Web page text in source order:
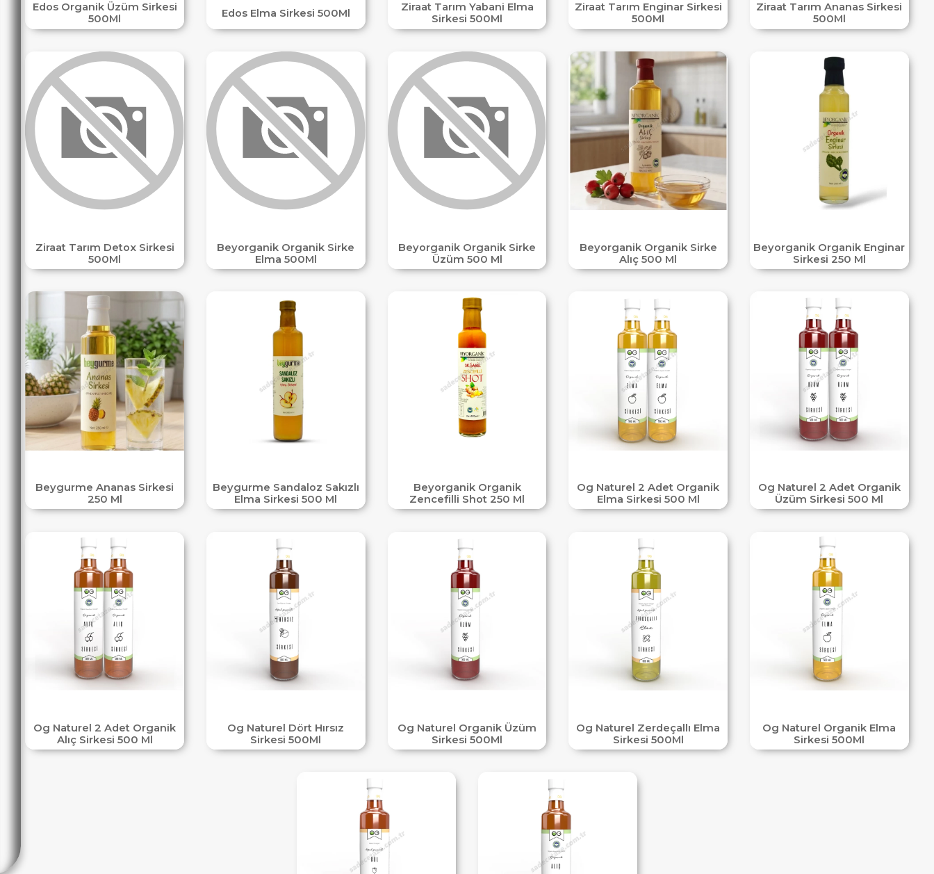
Edos Organik Üzüm Sirkesi
500Ml
Edos Elma Sirkesi 500Ml
Ziraat Tarım Yabani Elma
Sirkesi 500Ml
Ziraat Tarım Enginar Sirkesi
500Ml
Ziraat Tarım Ananas Sirkesi
500Ml
Ziraat Tarım Detox Sirkesi
500Ml
Beyorganik Organik Sirke
Elma 500Ml
Beyorganik Organik Sirke
Üzüm 500 Ml
Beyorganik Organik Sirke
Alıç 500 Ml
Beyorganik Organik Enginar
Sirkesi 250 Ml
Beygurme Ananas Sirkesi
250 Ml
Beygurme Sandaloz Sakızlı
Elma Sirkesi 500 Ml
Beyorganik Organik
Zencefilli Shot 250 Ml
Og Naturel 2 Adet Organik
Elma Sirkesi 500 Ml
Og Naturel 2 Adet Organik
Üzüm Sirkesi 500 Ml
Og Naturel 2 Adet Organik
Alıç Sirkesi 500 Ml
Og Naturel Dört Hırsız
Sirkesi 500Ml
Og Naturel Organik Üzüm
Sirkesi 500Ml
Og Naturel Zerdeçallı Elma
Sirkesi 500Ml
Og Naturel Organik Elma
Sirkesi 500Ml